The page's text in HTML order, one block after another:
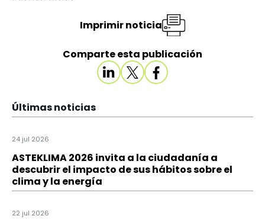
Comparte esta publicación
Imprimir noticia
Últimas noticias
24 jul 2026
ASTEKLIMA 2026 invita a la ciudadanía a
descubrir el impacto de sus hábitos sobre el
clima y la energía
22 jul 2026